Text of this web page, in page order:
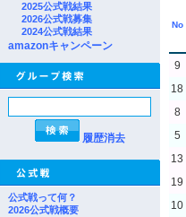
2025公式戦結果
2026公式戦募集
2024公式戦結果
amazonキャンペーン
履歴消去
公式戦って何？
2026公式戦概要
No
9
18
8
5
13
19
10